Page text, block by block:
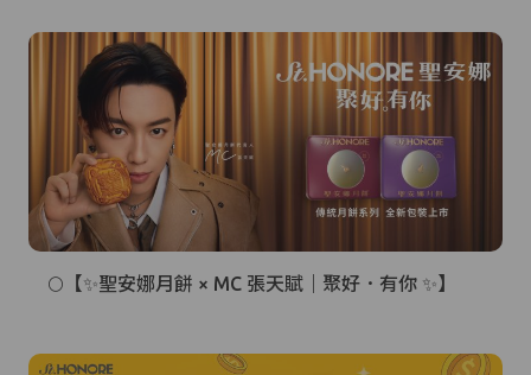
🌕【✨聖安娜月餅 × MC 張天賦｜聚好．有你 ✨】